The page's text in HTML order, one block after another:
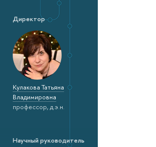
Директор
Кулакова Татьяна
Владимировна
профессор, д.э.н.
Научный руководитель